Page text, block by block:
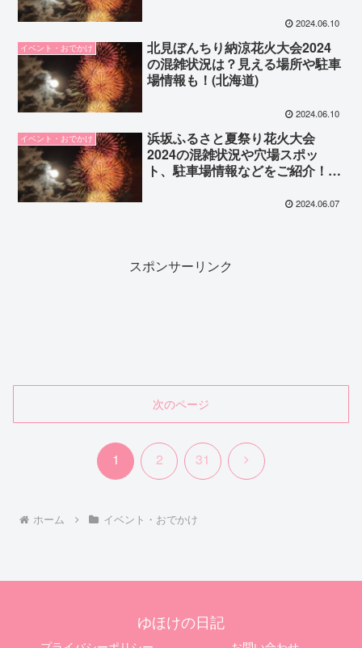
2024.06.10
イベント・おでかけ
北見ぼんちり納涼花火大会2024
の混雑状況は？見える場所や駐車
場情報も！(北海道)
2024.06.10
イベント・おでかけ
浜坂ふるさと夏祭り花火大会
2024の混雑状況や穴場スポッ
ト、駐車場情報などをご紹介！
2024.06.07
スポンサーリンク
次のページ
1 2 31
次
ホーム イベント・おでかけ
ゆほけの日記